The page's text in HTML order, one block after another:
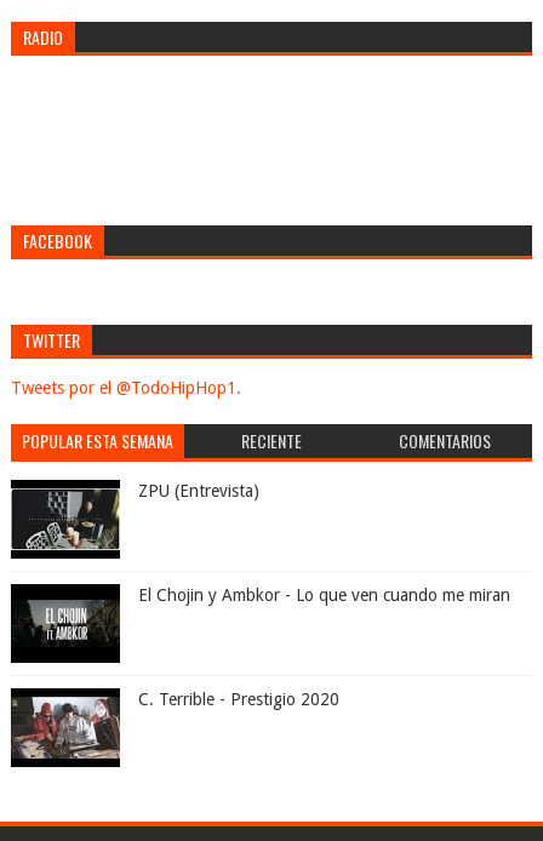
RADIO
FACEBOOK
TWITTER
Tweets por el @TodoHipHop1.
POPULAR ESTA SEMANA RECIENTE COMENTARIOS
ZPU (Entrevista)
El Chojin y Ambkor - Lo que ven cuando me miran
C. Terrible - Prestigio 2020